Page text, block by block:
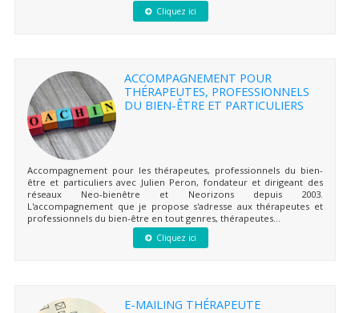
Cliquez ici
ACCOMPAGNEMENT POUR
THÉRAPEUTES, PROFESSIONNELS
DU BIEN-ÊTRE ET PARTICULIERS
Accompagnement pour les thérapeutes, professionnels du bien-
être et particuliers avec Julien Peron, fondateur et dirigeant des
réseaux Neo-bienêtre et Neorizons depuis 2003.
L'accompagnement que je propose s'adresse aux thérapeutes et
professionnels du bien-être en tout genres, thérapeutes...
Cliquez ici
E-MAILING THÉRAPEUTE